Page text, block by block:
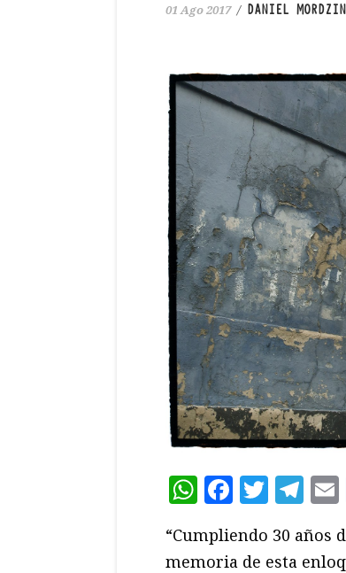
01 Ago 2017 / DANIEL
WhatsApp
“Cumpliendo 30 años
memoria de esta